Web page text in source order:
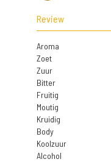
Review
Aroma
Zoet
Zuur
Bitter
Fruitig
Moutig
Kruidig
Body
Koolzuur
Alcohol